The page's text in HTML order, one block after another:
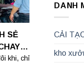
SẺ
khi, chỉ
DANH
CẢI
kho